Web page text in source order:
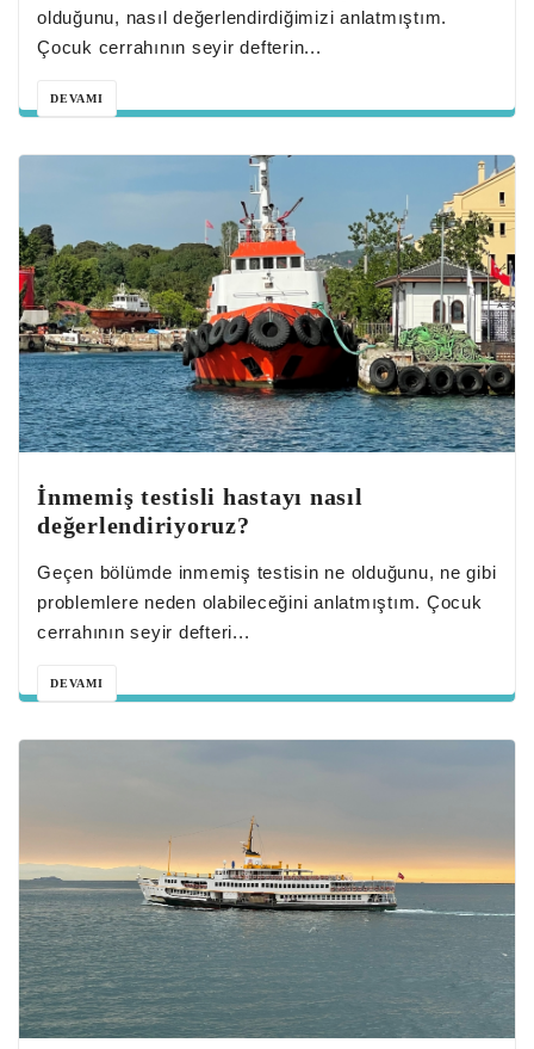
olduğunu, nasıl değerlendirdiğimizi anlatmıştım.
Çocuk cerrahının seyir defterin...
DEVAMI
İnmemiş testisli hastayı nasıl
değerlendiriyoruz?
Geçen bölümde inmemiş testisin ne olduğunu, ne gibi
problemlere neden olabileceğini anlatmıştım. Çocuk
cerrahının seyir defteri...
DEVAMI